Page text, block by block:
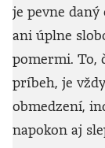
je pevne
ani úplne
pomermi. To,
príbeh, je
obmedzení,
napokon aj